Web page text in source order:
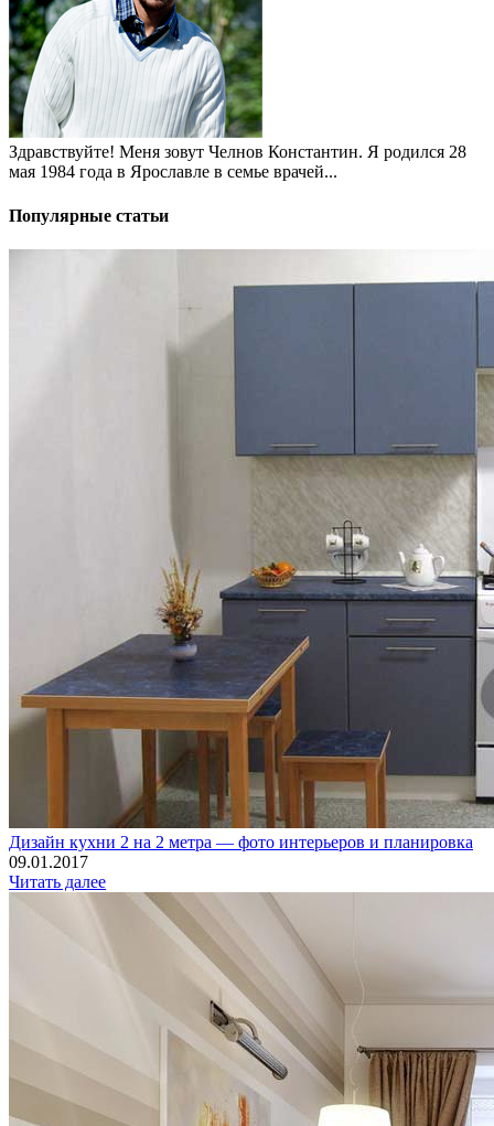
Здравствуйте! Меня зовут Челнов Константин. Я родился 28
мая 1984 года в Ярославле в семье врачей...
Популярные статьи
Дизайн кухни 2 на 2 метра — фото интерьеров и планировка
09.01.2017
Читать далее